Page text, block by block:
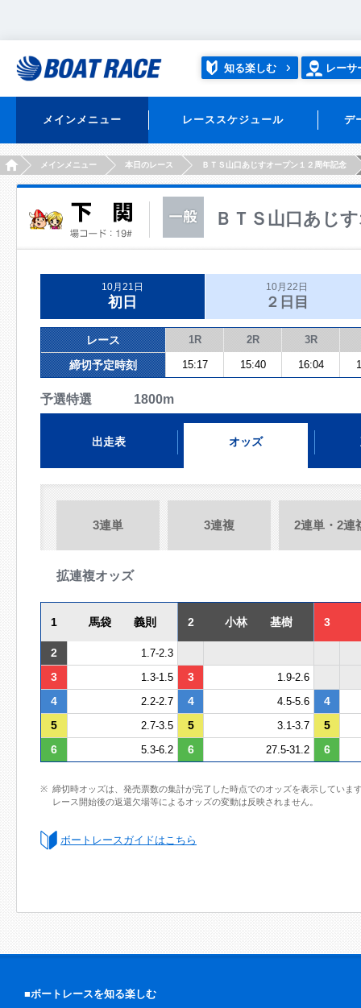
知る楽しむ レーサ
メインメニュー レーススケジュール デ
HOMEメインメニュー 本日のレース ＢＴＳ山口あじすオープン１２周年記念
ＢＴＳ山口あじ
10月21日
初日
10月22日
２日目
レース 1R 2R 3R
締切予定時刻 15:17 15:40 16:04
予選特選 1800m
出走表 オッズ
3連単 3連複 2連単・2連
拡連複オッズ
1 馬袋 義則 2 小林 基樹 3
2 1.7-2.3
3 1.3-1.5 3 1.9-2.6
4 2.2-2.7 4 4.5-5.6
4
5
2.7-3.5 5 3.1-3.7
5
6
5.3-6.2 6 27.5-31.2 6
締切時オッズは、発売票数の集計が完了した時点でのオッズを表示していま
レース開始後の返還欠場等によるオッズの変動は反映されません。
ボートレースガイドはこちら
■ボートレースを知る楽しむ